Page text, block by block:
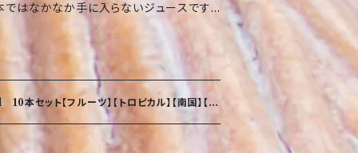
・バナナ・ごま・カシューナッツ・アーモンド
脂質 0.0g 炭水化物 9.5g 食塩相
です
ではなかなか手に入らないジュースです。
るドリンクです！ ご自宅用にも、来客用
品情報 名称 30％サワ
名 サワーソップ果汁、砂糖/酸味料（クエ
アスコルビン酸）、香味料（アスパルテー
ｍｌ 保存方法 直射日光・高温多湿を避
原産国名 ベトナム 使用上の注意 開戦後
セット【フルーツ】【トロピカル】【南国】【お